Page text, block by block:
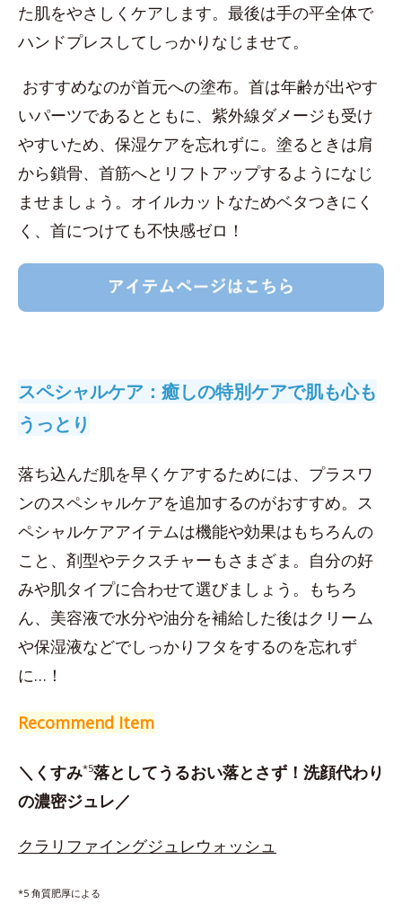
た肌をやさしくケアします。最後は手の平全体で
ハンドプレスしてしっかりなじませて。
おすすめなのが首元への塗布。首は年齢が出やす
いパーツであるとともに、紫外線ダメージも受け
やすいため、保湿ケアを忘れずに。塗るときは肩
から鎖骨、首筋へとリフトアップするようになじ
ませましょう。オイルカットなためベタつきにく
く、首につけても不快感ゼロ！
スペシャルケア：癒しの特別ケアで肌も心も
うっとり
落ち込んだ肌を早くケアするためには、プラスワ
ンのスペシャルケアを追加するのがおすすめ。ス
ペシャルケアアイテムは機能や効果はもちろんの
こと、剤型やテクスチャーもさまざま。自分の好
みや肌タイプに合わせて選びましょう。もちろ
ん、美容液で水分や油分を補給した後はクリーム
や保湿液などでしっかりフタをするのを忘れず
に…！
Recommend Item
＼くすみ*5落としてうるおい落とさず！洗顔代わり
の濃密ジュレ／
クラリファイングジュレウォッシュ
*5 角質肥厚による